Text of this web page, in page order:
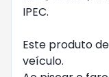
IPEC.
Este produto
veículo.